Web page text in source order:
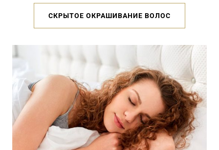
СКРЫТОЕ ОКРАШИВАНИЕ ВОЛОС